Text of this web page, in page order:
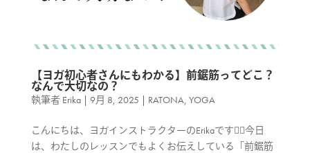
【ヨガ初心者さんにもわかる】前鋸筋ってどこ？
なんで大切なの？
執筆者 Erika| 9月 8, 2025 | RATONA, YOGA
こんにちは、ヨガインストラクターのErikaです🧘‍♀️今日
は、わたしのレッスンでもよくお伝えしている「前鋸筋